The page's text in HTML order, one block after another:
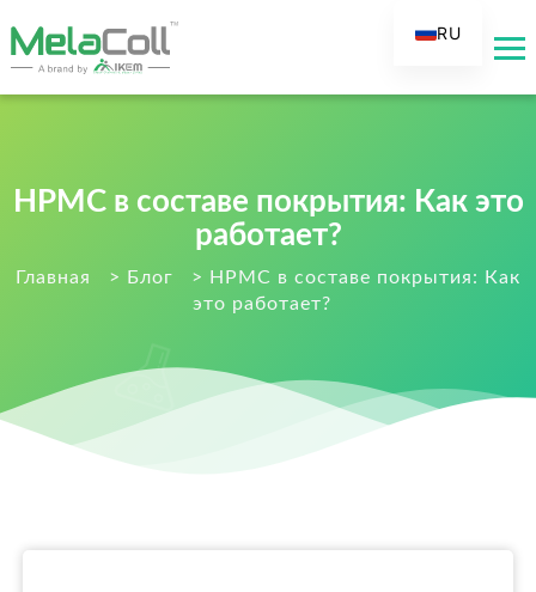
HPMC в составе покрытия: Как это
работает?
Главная > Блог >
HPMC в составе покрытия: Как
это работает?
RU
ES
IT
NL